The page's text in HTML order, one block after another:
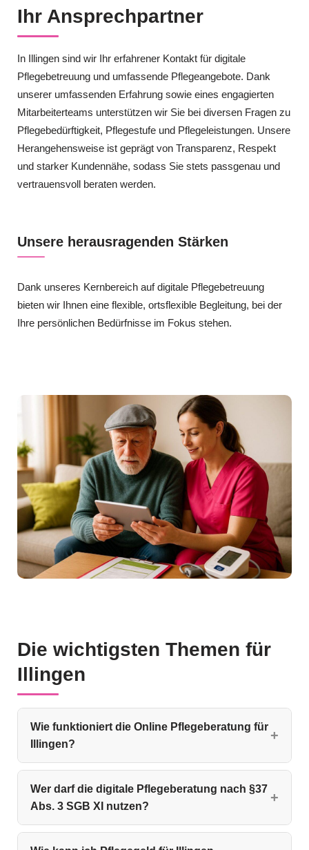
Ihr Ansprechpartner
In Illingen sind wir Ihr erfahrener Kontakt für digitale
Pflegebetreuung und umfassende Pflegeangebote. Dank
unserer umfassenden Erfahrung sowie eines engagierten
Mitarbeiterteams unterstützen wir Sie bei diversen Fragen zu
Pflegebedürftigkeit, Pflegestufe und Pflegeleistungen. Unsere
Herangehensweise ist geprägt von Transparenz, Respekt
und starker Kundennähe, sodass Sie stets passgenau und
vertrauensvoll beraten werden.
Unsere herausragenden Stärken
Dank unseres Kernbereich auf digitale Pflegebetreuung
bieten wir Ihnen eine flexible, ortsflexible Begleitung, bei der
Ihre persönlichen Bedürfnisse im Fokus stehen.
Die wichtigsten Themen für
Illingen
Wie funktioniert die Online Pflegeberatung für
Illingen?
Wer darf die digitale Pflegeberatung nach §37
Abs. 3 SGB XI nutzen?